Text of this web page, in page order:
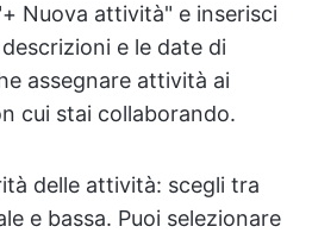
Nuova attività" e inserisci
e le date di
assegnare attività ai
cui stai collaborando.
delle attività: scegli tra
e bassa. Puoi selezionare